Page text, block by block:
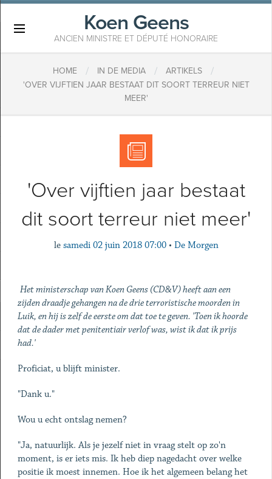
Koen Geens
ANCIEN MINISTRE ET DÉPUTÉ HONORAIRE
HOME / IN DE MEDIA / ARTIKELS /
'OVER VIJFTIEN JAAR BESTAAT DIT SOORT TERREUR NIET
MEER'
'Over vijftien jaar bestaat
dit soort terreur niet meer'
le samedi 02 juin 2018 07:00 • De Morgen
Het ministerschap van Koen Geens (CD&V) heeft aan een
zijden draadje gehangen na de drie terroristische moorden in
Luik, en hij is zelf de eerste om dat toe te geven. 'Toen ik hoorde
dat de dader met penitentiair verlof was, wist ik dat ik prijs
had.'
Proficiat, u blijft minister.
"Dank u."
Wou u echt ontslag nemen?
"Ja, natuurlijk. Als je jezelf niet in vraag stelt op zo'n
moment, is er iets mis. Ik heb diep nagedacht over welke
positie ik moest innemen. Hoe ik het algemeen belang het